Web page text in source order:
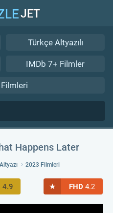
JET
Türkçe Altyazılı
IMDb 7+ Filmler
Happens Later
2023 Filmleri
4.9 ★ FHD 4.2